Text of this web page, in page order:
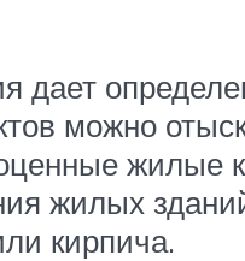
дает
можно
жилые
жилых
кирпича.